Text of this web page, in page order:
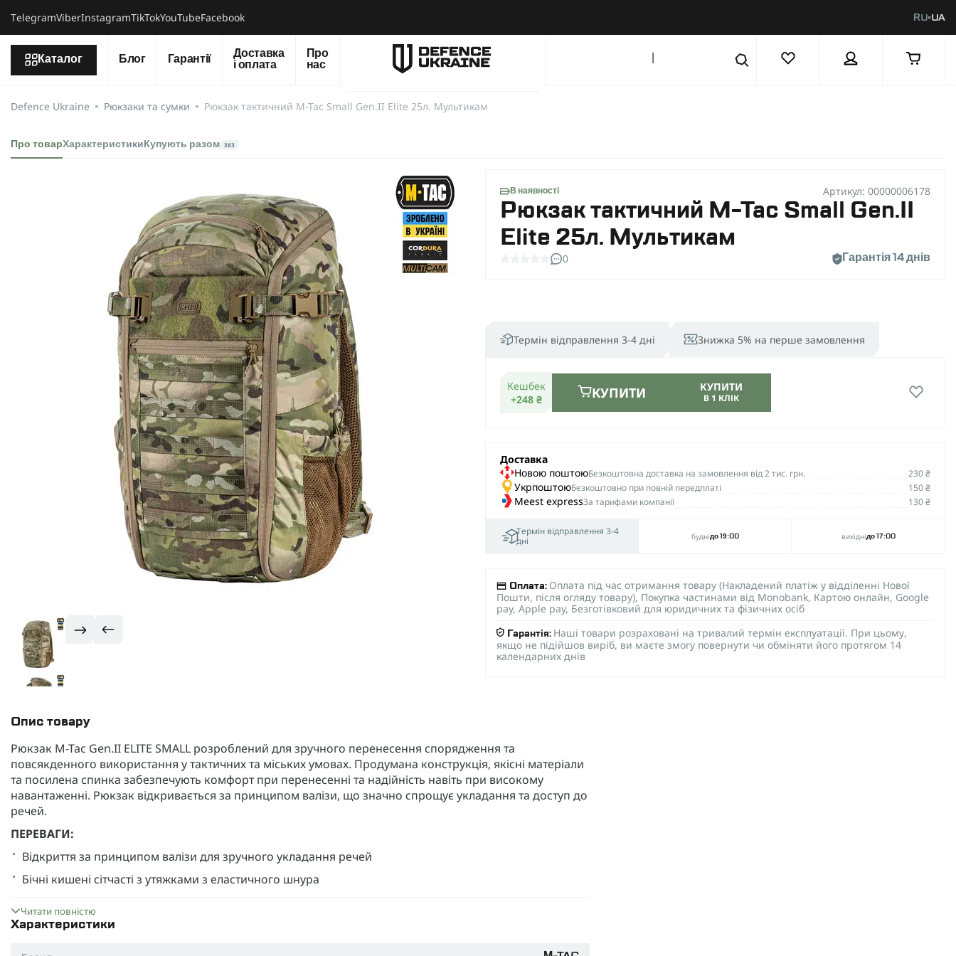
ТelegramViberInstagramTikTokYouTubeFacebook RU UA
Каталог Блог Гарантії
Доставка
і оплата
Про
нас
Defence Ukraine Рюкзаки та сумки Рюкзак тактичний M-Tac Small Gen.II Elite 25л. Мультикам
Про товарХарактеристики Купують разом 383
В наявності Артикул: 00000006178
Рюкзак тактичний M-Tac Small Gen.II
Elite 25л. Мультикам
0 Гарантія 14 днів
Термін відправлення 3-4 дні Знижка 5% на перше замовлення
Кешбек
+248 ₴
КУПИТИ КУПИТИ
В 1 КЛІК
Доставка
Новою поштоюБезкоштовна доставка на замовлення від 2 тис. грн. 230 ₴
УкрпоштоюБезкоштовно при повній передплаті 150 ₴
Meest expressЗа тарифами компанії 130 ₴
Термін відправлення 3-4
дні
буднідо 19:00 вихіднідо 17:00
Оплата: Оплата під час отримання товару (Накладений платіж у відділенні Нової
Пошти, після огляду товару), Покупка частинами від Monobank, Картою онлайн, Google
pay, Apple pay, Безготівковий для юридичних та фізичних осіб
Гарантія: Наші товари розраховані на тривалий термін експлуатації. При цьому,
якщо не підійшов виріб, ви маєте змогу повернути чи обміняти його протягом 14
календарних днів
Опис товару
Рюкзак M-Tac Gen.II ELITE SMALL розроблений для зручного перенесення спорядження та
повсякденного використання у тактичних та міських умовах. Продумана конструкція, якісні матеріали
та посилена спинка забезпечують комфорт при перенесенні та надійність навіть при високому
навантаженні. Рюкзак відкривається за принципом валізи, що значно спрощує укладання та доступ до
речей.
ПЕРЕВАГИ:
Відкриття за принципом валізи для зручного укладання речей
Бічні кишені сітчасті з утяжками з еластичного шнура
MOLLE-платформи на передній поверхні
Читати повністю
Характеристики